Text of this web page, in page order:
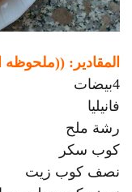
المقادير: ((ملحوظه
4بيضات
فانيليا
رشة ملح
كوب سكر
نصف كوب زيت